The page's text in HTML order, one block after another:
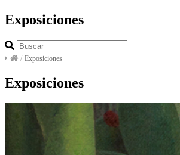
Exposiciones
/ Exposiciones
Exposiciones